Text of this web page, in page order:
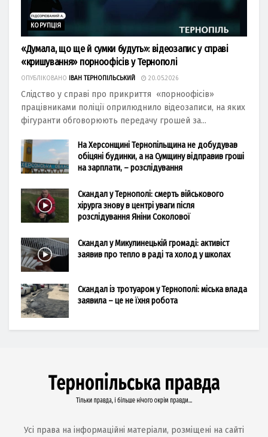
КОРУПЦІЯ
«Думала, що ще й сумки будуть»: відеозапис у справі
«кришування» порноофісів у Тернополі
ОПУБЛІКОВАНО ІВАН ТЕРНОПІЛЬСЬКИЙ 20.05.2026
Слідство у справі про прикриття «порноофісів»
працівниками поліції оприлюднило відеозаписи, на яких
фігуранти обговорюють передачу грошей за...
На Херсонщині Тернопільщина не добудував
обіцяні будинки, а на Сумщину відправив гроші
на зарплати, – розслідування
Скандал у Тернополі: смерть військового
хірурга знову в центрі уваги після
розслідування Яніни Соколової
Скандал у Микулинецькій громаді: активіст
заявив про тепло в раді та холод у школах
Скандал із тротуаром у Тернополі: міська влада
заявила – це не їхня робота
Усі права на інформаційні матеріали, розміщені на сайті